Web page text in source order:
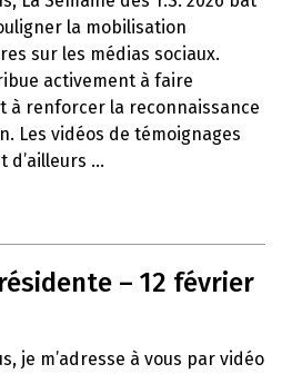
la mobilisation
sur les médias sociaux.
activement à faire
à renforcer la reconnaissance
Les vidéos de témoignages
d’ailleurs ...
– 12 février
je m’adresse à vous par vidéo